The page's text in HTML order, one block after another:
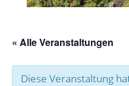
« Alle Veranstaltungen
Diese Veranstaltung